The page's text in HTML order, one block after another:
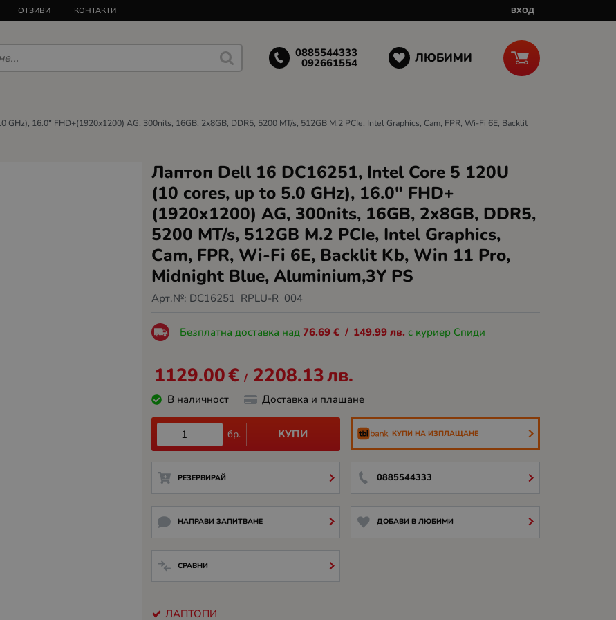
ОТЗИВИ КОНТАКТИ ВХОД
0885544333
092661554 ЛЮБИМИ
16.0" FHD+(1920x1200) AG, 300nits, 16GB, 2x8GB, DDR5, 5200 MT/s, 512GB M.2 PCIe, Intel Graphics, Cam, FPR, Wi-Fi 6E, Backlit
Лаптоп Dell 16 DC16251, Intel Core 5 120U
(10 cores, up to 5.0 GHz), 16.0" FHD+
(1920x1200) AG, 300nits, 16GB, 2x8GB, DDR5,
5200 MT/s, 512GB M.2 PCIe, Intel Graphics,
Cam, FPR, Wi-Fi 6E, Backlit Kb, Win 11 Pro,
Midnight Blue, Aluminium,3Y PS
Арт.№: DC16251_RPLU-R_004
Безплатна доставка над76.69 € / 149.99 лв. с куриер Спиди
1129.00€ / 2208.13лв.
В наличност Доставка и плащане
бр. КУПИ КУПИ НА ИЗПЛАЩАНЕ
РЕЗЕРВИРАЙ 0885544333
НАПРАВИ ЗАПИТВАНЕ ДОБАВИ В ЛЮБИМИ
СРАВНИ
ЛАПТОПИ